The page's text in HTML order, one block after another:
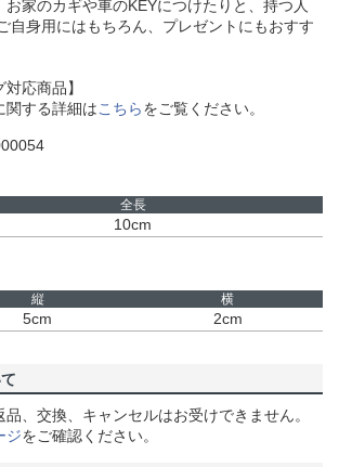
お家のカギや車のKEYにつけたりと、持つ人
自身用にはもちろん、プレゼントにもおすす
応商品】
関する詳細はこちらをご覧ください。
全長
10cm
縦 横
5cm 2cm
、交換、キャンセルはお受けできません。
ジをご確認ください。